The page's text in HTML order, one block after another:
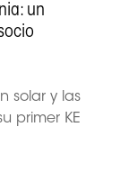
un
solar y las
primer KE